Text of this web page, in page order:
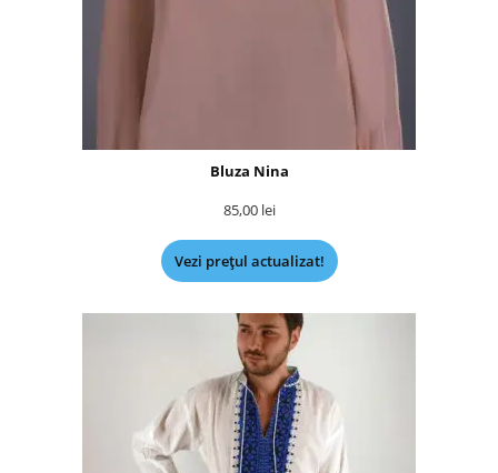
Bluza Nina
85,00 lei
Vezi prețul actualizat!